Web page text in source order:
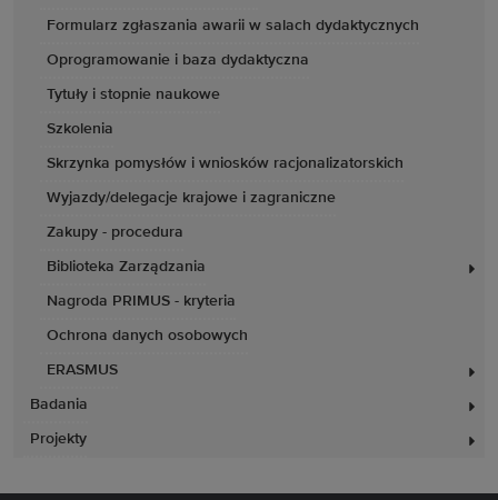
Formularz zgłaszania awarii w salach dydaktycznych
Oprogramowanie i baza dydaktyczna
Tytuły i stopnie naukowe
Szkolenia
Skrzynka pomysłów i wniosków racjonalizatorskich
Wyjazdy/delegacje krajowe i zagraniczne
Zakupy - procedura
Biblioteka Zarządzania
Nagroda PRIMUS - kryteria
Ochrona danych osobowych
ERASMUS
Badania
Projekty